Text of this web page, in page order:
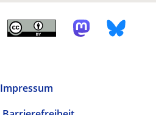
Impressum